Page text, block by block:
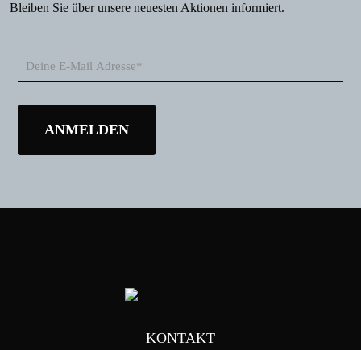
Bleiben Sie über unsere neuesten Aktionen informiert.
KONTAKT